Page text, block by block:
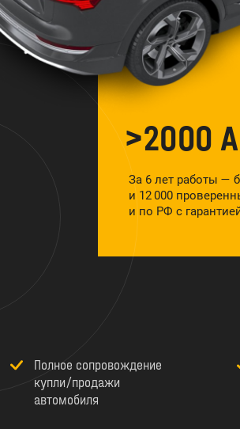
>2000
За 6 лет работы —
и 12 000
и по РФ с
Полное сопровождение
купли/продажи
автомобиля